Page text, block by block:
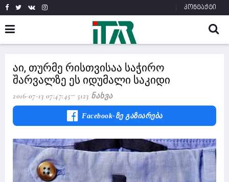
კონტაქტი
აი, თურმე რისთვისაა საჭირო
შარვალზე ეს იდუმალი საკიდი
2016-07-13 07:47:45 5123 Ნახვა
Facebook-Ზე Გაზიარება